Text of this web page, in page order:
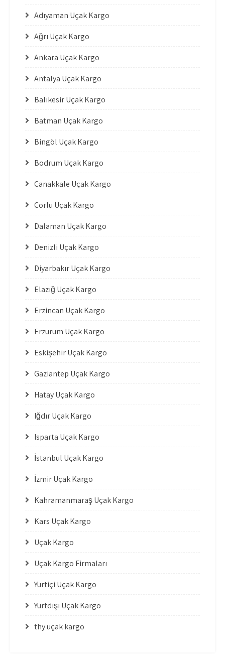
Adıyaman Uçak Kargo
Ağrı Uçak Kargo
Ankara Uçak Kargo
Antalya Uçak Kargo
Balıkesir Uçak Kargo
Batman Uçak Kargo
Bingöl Uçak Kargo
Bodrum Uçak Kargo
Çanakkale Uçak Kargo
Çorlu Uçak Kargo
Dalaman Uçak Kargo
Denizli Uçak Kargo
Diyarbakır Uçak Kargo
Elazığ Uçak Kargo
Erzincan Uçak Kargo
Erzurum Uçak Kargo
Eskişehir Uçak Kargo
Gaziantep Uçak Kargo
Hatay Uçak Kargo
Iğdır Uçak Kargo
Isparta Uçak Kargo
İstanbul Uçak Kargo
İzmir Uçak Kargo
Kahramanmaraş Uçak Kargo
Kars Uçak Kargo
Uçak Kargo
Uçak Kargo Firmaları
Yurtiçi Uçak Kargo
Yurtdışı Uçak Kargo
thy uçak kargo